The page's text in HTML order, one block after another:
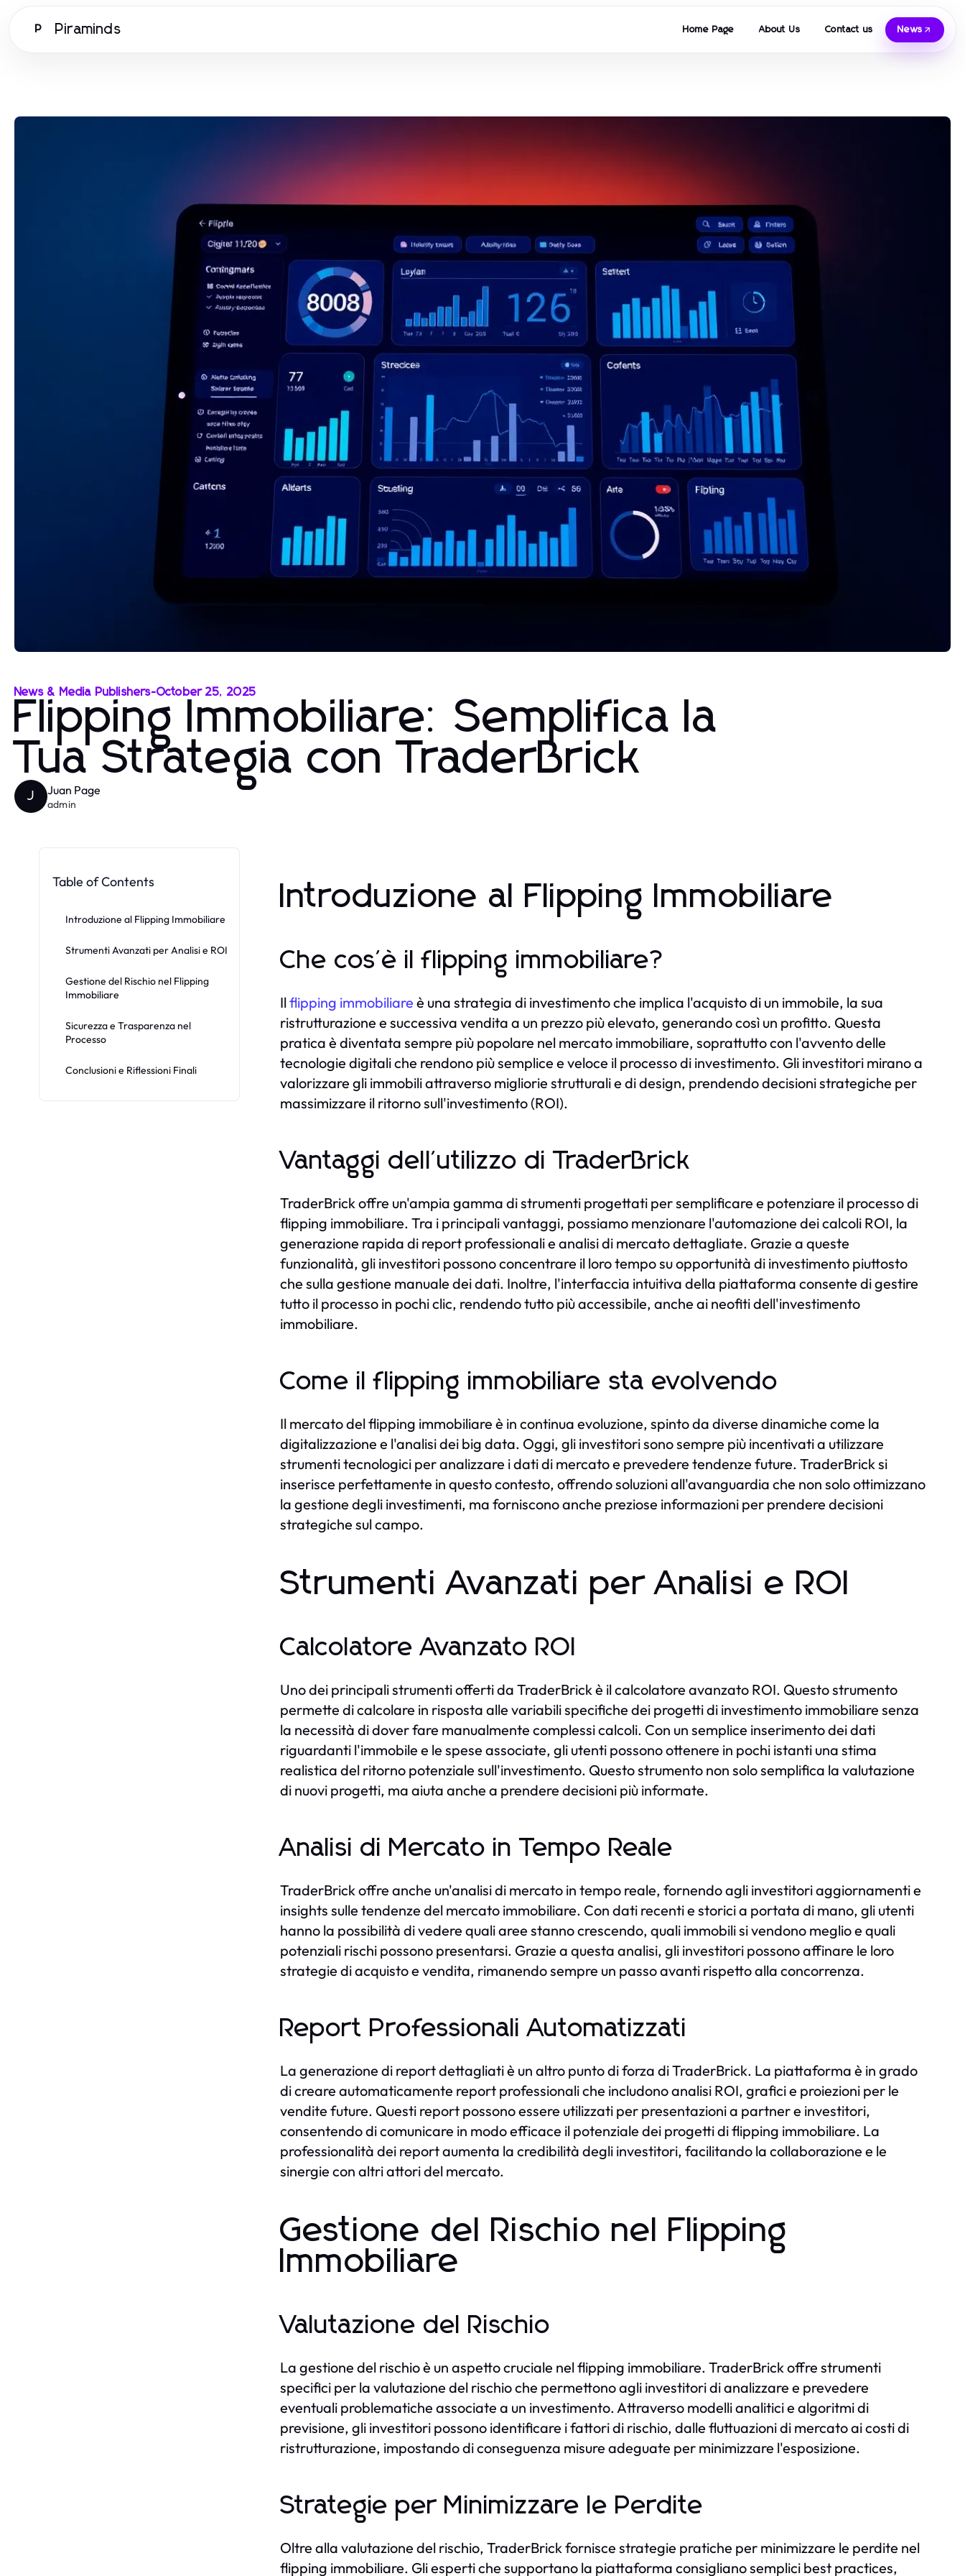
P Piraminds Home Page About Us Contact us News
News & Media Publishers-October 25, 2025
Flipping Immobiliare: Semplifica la
Tua Strategia con TraderBrick
J Juan Page
admin
Table of Contents
Introduzione al Flipping Immobiliare
Strumenti Avanzati per Analisi e ROI
Gestione del Rischio nel Flipping
Immobiliare
Sicurezza e Trasparenza nel
Processo
Conclusioni e Riflessioni Finali
Introduzione al Flipping Immobiliare
Che cos'è il flipping immobiliare?
Ilflipping immobiliare è una strategia di investimento che implica l'acquisto di un immobile, la sua
ristrutturazione e successiva vendita a un prezzo più elevato, generando così un profitto. Questa
pratica è diventata sempre più popolare nel mercato immobiliare, soprattutto con l'avvento delle
tecnologie digitali che rendono più semplice e veloce il processo di investimento. Gli investitori mirano a
valorizzare gli immobili attraverso migliorie strutturali e di design, prendendo decisioni strategiche per
massimizzare il ritorno sull'investimento (ROI).
Vantaggi dell'utilizzo di TraderBrick
TraderBrick offre un'ampia gamma di strumenti progettati per semplificare e potenziare il processo di
flipping immobiliare. Tra i principali vantaggi, possiamo menzionare l'automazione dei calcoli ROI, la
generazione rapida di report professionali e analisi di mercato dettagliate. Grazie a queste
funzionalità, gli investitori possono concentrare il loro tempo su opportunità di investimento piuttosto
che sulla gestione manuale dei dati. Inoltre, l'interfaccia intuitiva della piattaforma consente di gestire
tutto il processo in pochi clic, rendendo tutto più accessibile, anche ai neofiti dell'investimento
immobiliare.
Come il flipping immobiliare sta evolvendo
Il mercato del flipping immobiliare è in continua evoluzione, spinto da diverse dinamiche come la
digitalizzazione e l'analisi dei big data. Oggi, gli investitori sono sempre più incentivati a utilizzare
strumenti tecnologici per analizzare i dati di mercato e prevedere tendenze future. TraderBrick si
inserisce perfettamente in questo contesto, offrendo soluzioni all'avanguardia che non solo ottimizzano
la gestione degli investimenti, ma forniscono anche preziose informazioni per prendere decisioni
strategiche sul campo.
Strumenti Avanzati per Analisi e ROI
Calcolatore Avanzato ROI
Uno dei principali strumenti offerti da TraderBrick è il calcolatore avanzato ROI. Questo strumento
permette di calcolare in risposta alle variabili specifiche dei progetti di investimento immobiliare senza
la necessità di dover fare manualmente complessi calcoli. Con un semplice inserimento dei dati
riguardanti l'immobile e le spese associate, gli utenti possono ottenere in pochi istanti una stima
realistica del ritorno potenziale sull'investimento. Questo strumento non solo semplifica la valutazione
di nuovi progetti, ma aiuta anche a prendere decisioni più informate.
Analisi di Mercato in Tempo Reale
TraderBrick offre anche un'analisi di mercato in tempo reale, fornendo agli investitori aggiornamenti e
insights sulle tendenze del mercato immobiliare. Con dati recenti e storici a portata di mano, gli utenti
hanno la possibilità di vedere quali aree stanno crescendo, quali immobili si vendono meglio e quali
potenziali rischi possono presentarsi. Grazie a questa analisi, gli investitori possono affinare le loro
strategie di acquisto e vendita, rimanendo sempre un passo avanti rispetto alla concorrenza.
Report Professionali Automatizzati
La generazione di report dettagliati è un altro punto di forza di TraderBrick. La piattaforma è in grado
di creare automaticamente report professionali che includono analisi ROI, grafici e proiezioni per le
vendite future. Questi report possono essere utilizzati per presentazioni a partner e investitori,
consentendo di comunicare in modo efficace il potenziale dei progetti di flipping immobiliare. La
professionalità dei report aumenta la credibilità degli investitori, facilitando la collaborazione e le
sinergie con altri attori del mercato.
Gestione del Rischio nel Flipping
Immobiliare
Valutazione del Rischio
La gestione del rischio è un aspetto cruciale nel flipping immobiliare. TraderBrick offre strumenti
specifici per la valutazione del rischio che permettono agli investitori di analizzare e prevedere
eventuali problematiche associate a un investimento. Attraverso modelli analitici e algoritmi di
previsione, gli investitori possono identificare i fattori di rischio, dalle fluttuazioni di mercato ai costi di
ristrutturazione, impostando di conseguenza misure adeguate per minimizzare l'esposizione.
Strategie per Minimizzare le Perdite
Oltre alla valutazione del rischio, TraderBrick fornisce strategie pratiche per minimizzare le perdite nel
flipping immobiliare. Gli esperti che supportano la piattaforma consigliano semplici best practices,